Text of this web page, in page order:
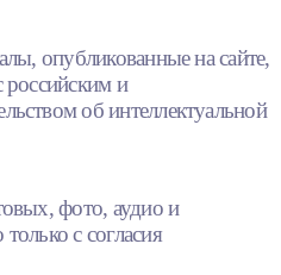
опубликованные на сайте,
российским и
об интеллектуальной
фото, аудио и
с согласия